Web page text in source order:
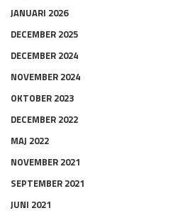
JANUARI 2026
DECEMBER 2025
DECEMBER 2024
NOVEMBER 2024
OKTOBER 2023
DECEMBER 2022
MAJ 2022
NOVEMBER 2021
SEPTEMBER 2021
JUNI 2021